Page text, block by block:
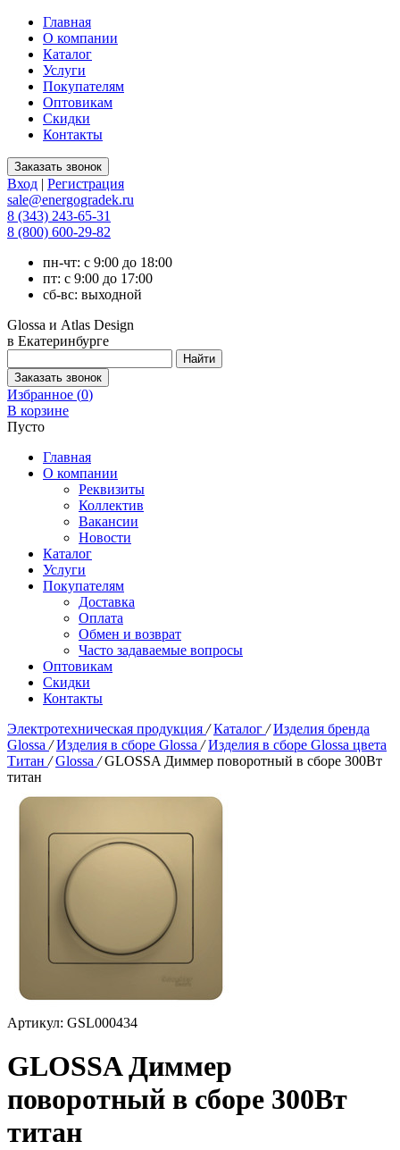
Главная
О компании
Каталог
Услуги
Покупателям
Оптовикам
Скидки
Контакты
Вход | Регистрация
sale@energogradek.ru
8 (343) 243-65-31
8 (800) 600-29-82
пн-чт: с 9:00 до 18:00
пт: с 9:00 до 17:00
сб-вс: выходной
Glossa и Atlas Design
в Екатеринбурге
Избранное (0)
В корзине
Пусто
Главная
О компании
Реквизиты
Коллектив
Вакансии
Новости
Каталог
Услуги
Покупателям
Доставка
Оплата
Обмен и возврат
Часто задаваемые вопросы
Оптовикам
Скидки
Контакты
Электротехническая продукция / Каталог / Изделия бренда
Glossa / Изделия в сборе Glossa / Изделия в сборе Glossa цвета
Титан / Glossa / GLOSSA Диммер поворотный в сборе 300Вт
титан
Артикул: GSL000434
GLOSSA Диммер
поворотный в сборе 300Вт
титан